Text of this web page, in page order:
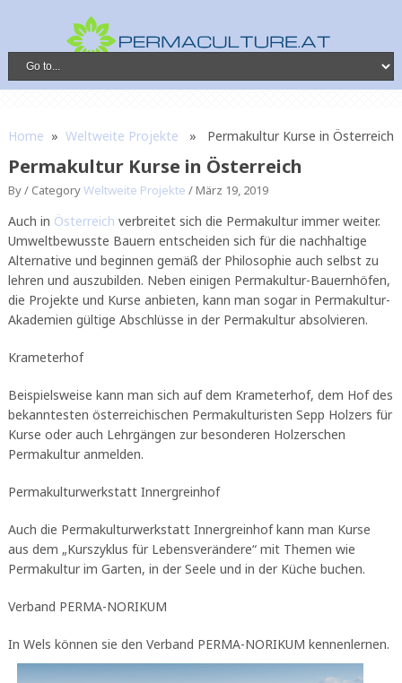
Home » Weltweite Projekte » Permakultur Kurse in Österreich
Permakultur Kurse in Österreich
By / CategoryWeltweite Projekte /März 19, 2019
Auch in Österreich verbreitet sich die Permakultur immer weiter.
Umweltbewusste Bauern entscheiden sich für die nachhaltige
Alternative und beginnen gemäß der Philosophie auch selbst zu
lehren und auszubilden. Neben einigen Permakultur-Bauernhöfen,
die Projekte und Kurse anbieten, kann man sogar in Permakultur-
Akademien gültige Abschlüsse in der Permakultur absolvieren.
Krameterhof
Beispielsweise kann man sich auf dem Krameterhof, dem Hof des
bekanntesten österreichischen Permakulturisten Sepp Holzers für
Kurse oder auch Lehrgängen zur besonderen Holzerschen
Permakultur anmelden.
Permakulturwerkstatt Innergreinhof
Auch die Permakulturwerkstatt Innergreinhof kann man Kurse
aus dem „Kurszyklus für Lebensverändere“ mit Themen wie
Permakultur im Garten, in der Seele und in der Küche buchen.
Verband PERMA-NORIKUM
In Wels können sie den Verband PERMA-NORIKUM kennenlernen.